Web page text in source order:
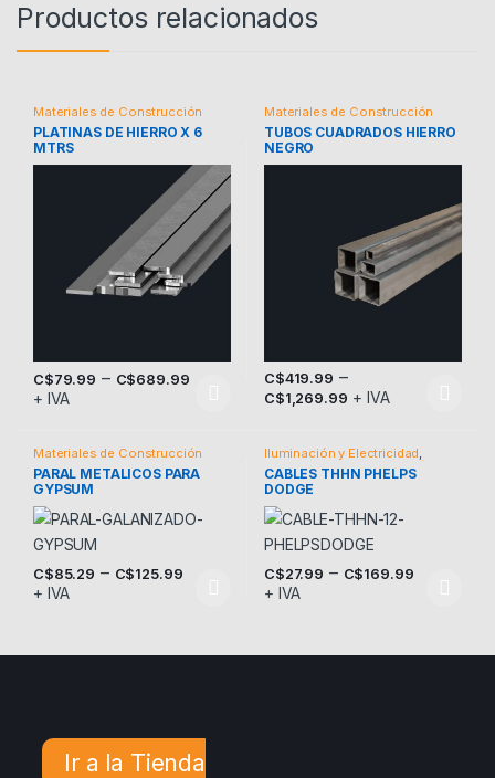
Productos relacionados
Materiales de Construcción
PLATINAS DE HIERRO X 6
MTRS
C$79.99 – C$689.99
+ IVA
Este producto tiene múltiples variantes. Las opciones se
Materiales de Construcción
TUBOS CUADRADOS HIERRO
NEGRO
C$419.99 –
C$1,269.99 + IVA
Este producto tiene múltiples
Materiales de Construcción
PARAL METALICOS PARA
GYPSUM
C$85.29 – C$125.99
+ IVA
Este producto tiene múltiples variantes. Las opciones se
Iluminación y Electricidad,
Materiales de Construcción
CABLES THHN PHELPS
DODGE
C$27.99 – C$169.99
+ IVA
Este producto tiene múltiples
Ir a la Tienda